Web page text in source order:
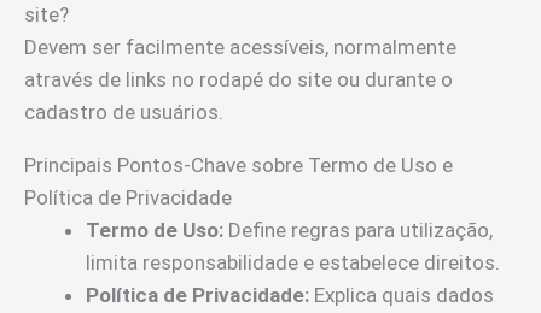
site?
Devem ser facilmente acessíveis, normalmente
através de links no rodapé do site ou durante o
cadastro de usuários.
Principais Pontos-Chave sobre Termo de Uso e
Política de Privacidade
Termo de Uso: Define regras para utilização,
limita responsabilidade e estabelece direitos.
Política de Privacidade: Explica quais dados